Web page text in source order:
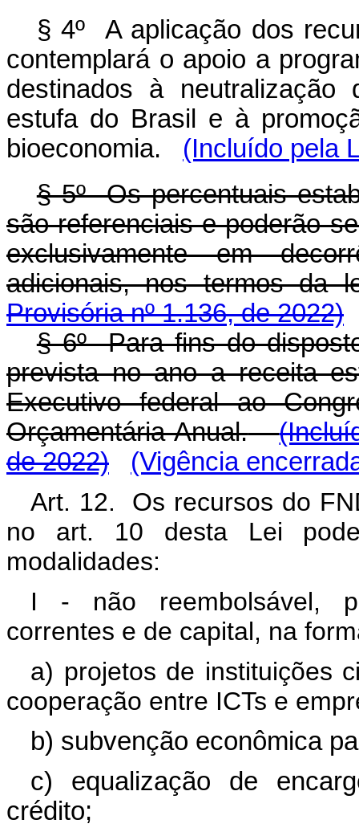
§ 4º A aplicação dos
contemplará o apoio a
destinados à
estufa do Brasil e à
bioeconomia.
(Incluído pela
§ 5º Os percentuais
são referenciais e poderão
exclusivamente em
adicionais, nos termos da
Provisória nº 1.136, de 2022)
§ 6º Para fins do
prevista no ano a receita
Executivo federal ao
Orçamentária Anual.
de 2022)
(Vigência
Art. 12. Os recursos do
no art. 10 desta Lei
modalidades:
I - não reembolsável,
correntes e de capital, na
a) projetos de instituições
cooperação entre ICTs e
b) subvenção econômica
c) equalização de
crédito;